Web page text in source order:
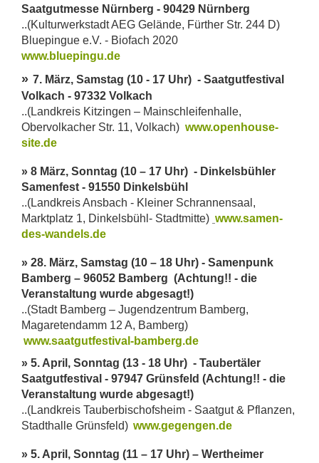
Saatgutmesse Nürnberg - 90429 Nürnberg
..(Kulturwerkstadt AEG Gelände, Fürther Str. 244 D)
Bluepingue e.V. - Biofach 2020
www.bluepingu.de
» 7. März, Samstag (10 - 17 Uhr) - Saatgutfestival
Volkach - 97332 Volkach
..(Landkreis Kitzingen – Mainschleifenhalle,
Obervolkacher Str. 11, Volkach) www.openhouse-
site.de
» 8 März, Sonntag (10 – 17 Uhr) - Dinkelsbühler
Samenfest - 91550 Dinkelsbühl
..(Landkreis Ansbach - Kleiner Schrannensaal,
Marktplatz 1, Dinkelsbühl- Stadtmitte) www.samen-
des-wandels.de
» 28. März, Samstag (10 – 18 Uhr) - Samenpunk
Bamberg – 96052 Bamberg (Achtung!! - die
Veranstaltung wurde abgesagt!)
..(Stadt Bamberg – Jugendzentrum Bamberg,
Magaretendamm 12 A, Bamberg)
www.saatgutfestival-bamberg.de
» 5. April, Sonntag (13 - 18 Uhr) - Taubertäler
Saatgutfestival - 97947 Grünsfeld (Achtung!! - die
Veranstaltung wurde abgesagt!)
..(Landkreis Tauberbischofsheim - Saatgut & Pflanzen,
Stadthalle Grünsfeld) www.gegengen.de
» 5. April, Sonntag (11 – 17 Uhr) – Wertheimer